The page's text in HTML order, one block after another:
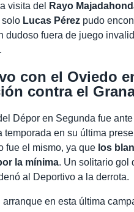
visita del
Rayo
solo Lucas Pérez pudo
dudoso fuera de juego
.
con el Oviedo
contra el
Dépor en Segunda fue
temporada en su última
fue el mismo, ya que los
la mínima. Un solitario gol
al Deportivo a la derrota.
arranque en esta última